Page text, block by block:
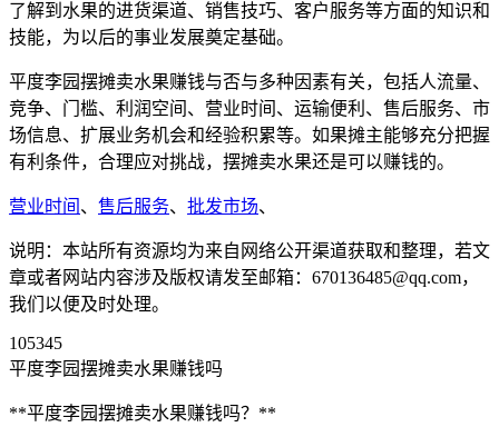
了解到水果的进货渠道、销售技巧、客户服务等方面的知识和
技能，为以后的事业发展奠定基础。
平度李园摆摊卖水果赚钱与否与多种因素有关，包括人流量、
竞争、门槛、利润空间、营业时间、运输便利、售后服务、市
场信息、扩展业务机会和经验积累等。如果摊主能够充分把握
有利条件，合理应对挑战，摆摊卖水果还是可以赚钱的。
营业时间 、 售后服务、 批发市场、
说明：本站所有资源均为来自网络公开渠道获取和整理，若文
章或者网站内容涉及版权请发至邮箱：670136485@qq.com，
我们以便及时处理。
105345
平度李园摆摊卖水果赚钱吗
**平度李园摆摊卖水果赚钱吗？**